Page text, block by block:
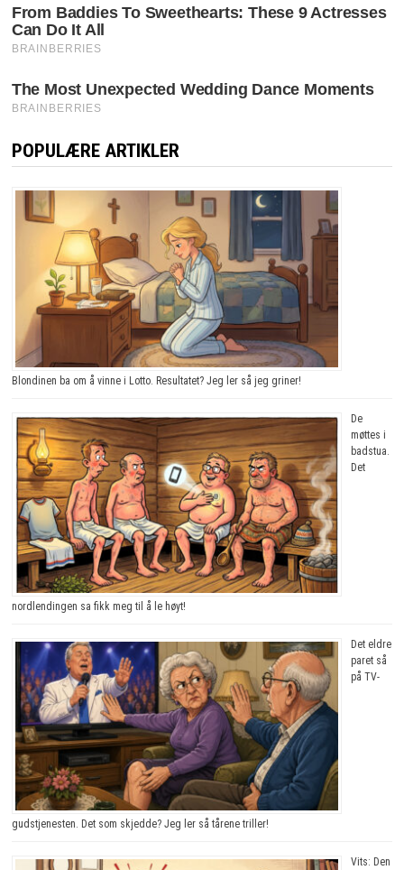
POPULÆRE ARTIKLER
Blondinen ba om å vinne i Lotto. Resultatet? Jeg ler så jeg griner!
De
møttes i
badstua.
Det
nordlendingen sa fikk meg til å le høyt!
Det eldre
paret så
på TV-
gudstjenesten. Det som skjedde? Jeg ler så tårene triller!
Vits: Den